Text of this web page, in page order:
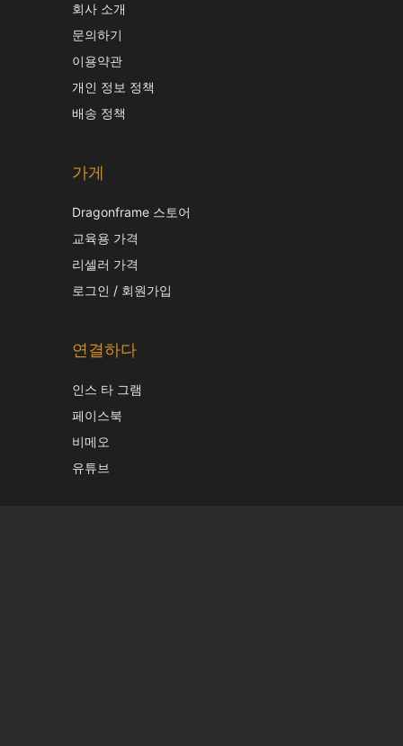
회사 소개
문의하기
이용약관
개인 정보 정책
배송 정책
가게
Dragonframe 스토어
교육용 가격
리셀러 가격
로그인 / 회원가입
연결하다
인스 타 그램
페이스북
비메오
유튜브